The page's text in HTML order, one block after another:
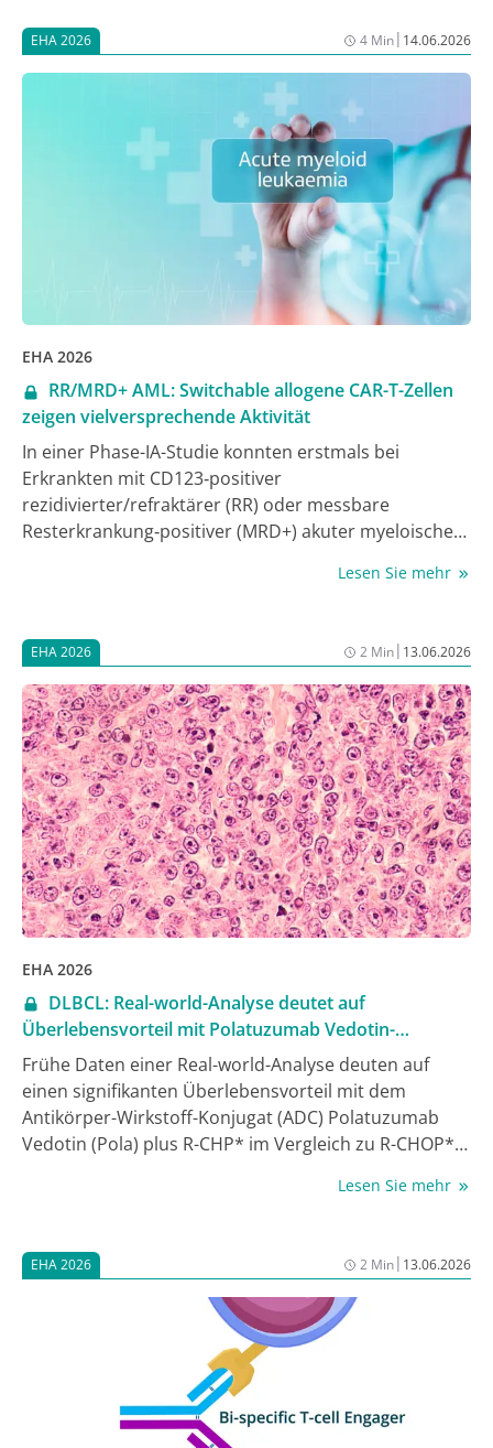
Hematology Association (EHA) in Stockholm
vorgestellte Phase-III-Studie frontMIND nahelegt [1].
EHA 2026 4 Min| 14.06.2026
EHA 2026
RR/MRD+ AML: Switchable allogene CAR-T-Zellen
zeigen vielversprechende Aktivität
In einer Phase-IA-Studie konnten erstmals bei
Erkrankten mit CD123‑positiver
rezidivierter/refraktärer (RR) oder messbare
Resterkrankung‑positiver (MRD+) akuter myeloischer
gerichteten „switchable“ allogenen CAR‑T‑Technologie
Sicherheitsprofil erreicht werden. Prof. Dr. Martin
Wermke vom Universitätsklinikum Carl Gustav Carus
Dresden stellte die aus seiner Sicht „extrem
vielversprechenden“ Daten beim Jahreskongress der
European Hematology Association (EHA) 2026 als Late
Breaking Abstract vor [1].
Lesen Sie mehr
EHA 2026 2 Min| 13.06.2026
EHA 2026
DLBCL: Real-world-Analyse deutet auf
Überlebensvorteil mit Polatuzumab Vedotin-
Kombination in asiatischer Studienkohorte hin
Frühe Daten einer Real-world-Analyse deuten auf
einen signifikanten Überlebensvorteil mit dem
Antikörper-Wirkstoff-Konjugat (ADC) Polatuzumab
Vedotin (Pola) plus R-CHP* im Vergleich zu R-CHOP**
großzelligem B-Zell-Lymphom (DLBCL) hin,
und beim nicht keimzentrumsartigen (GCB)-Subtyp.
Die Ergebnisse wurden im Rahmen eines Posters auf
dem EHA-Kongress vorgestellt [1].
Lesen Sie mehr
EHA 2026 2 Min| 13.06.2026